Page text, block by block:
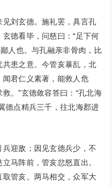
刘玄德。施礼罢，具言孔
德看毕，问慈曰：“足下何
人也。与孔融亲非骨肉，比
患之意。今管亥暴乱，北
君仁义素著，能救人危
。”玄德敛容答曰：“孔北海
德点精兵三千，往北海郡进
迎敌；因见玄德兵少，不
马阵前，管亥忿怒直出。
管亥。两马相交，众军大